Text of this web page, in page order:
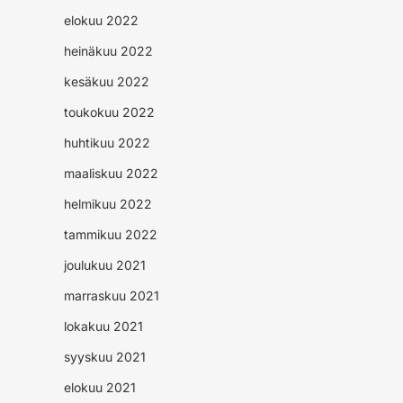
elokuu 2022
heinäkuu 2022
kesäkuu 2022
toukokuu 2022
huhtikuu 2022
maaliskuu 2022
helmikuu 2022
tammikuu 2022
joulukuu 2021
marraskuu 2021
lokakuu 2021
syyskuu 2021
elokuu 2021